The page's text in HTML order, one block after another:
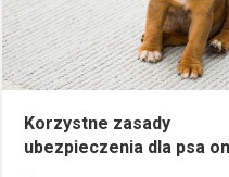
Korzystne zasady
ubezpieczenia dla psa